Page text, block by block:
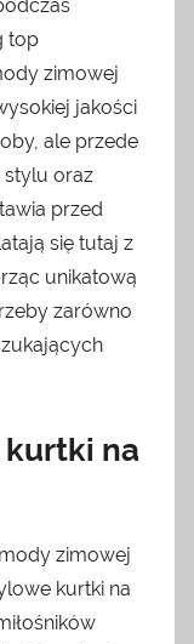
top
zimowej
jakości
ale przede
oraz
przed
się tutaj z
unikatową
zarówno
na
zimowej
kurtki na